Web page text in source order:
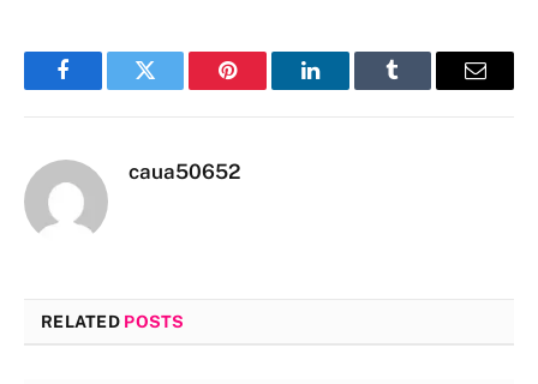
FacebookTwitter Pinterest LinkedInTumblr Email
caua50652
RELATED POSTS